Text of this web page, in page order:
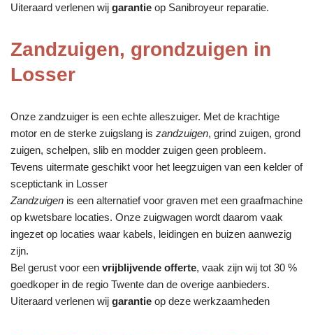
Uiteraard verlenen wij garantie op Sanibroyeur reparatie.
Zandzuigen, grondzuigen in
Losser
Onze zandzuiger is een echte alleszuiger. Met de krachtige
motor en de sterke zuigslang is zandzuigen, grind zuigen, grond
zuigen, schelpen, slib en modder zuigen geen probleem.
Tevens uitermate geschikt voor het leegzuigen van een kelder of
sceptictank in Losser
Zandzuigen is een alternatief voor graven met een graafmachine
op kwetsbare locaties. Onze zuigwagen wordt daarom vaak
ingezet op locaties waar kabels, leidingen en buizen aanwezig
zijn.
Bel gerust voor een vrijblijvende offerte, vaak zijn wij tot 30 %
goedkoper in de regio Twente dan de overige aanbieders.
Uiteraard verlenen wij garantie op deze werkzaamheden